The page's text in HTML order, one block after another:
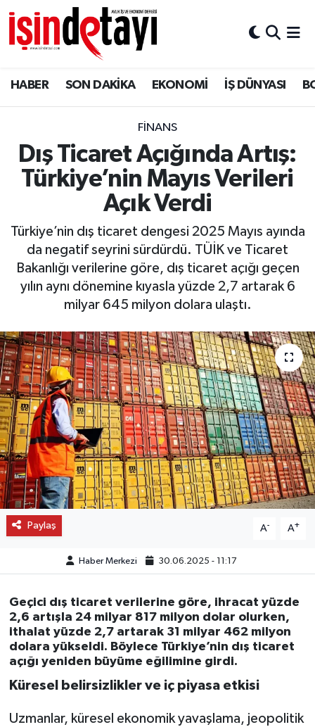
HABER SON DAKİKA EKONOMİ İŞ DÜNYASI
FİNANS
Dış Ticaret Açığında Artış:
Türkiye’nin Mayıs Verileri
Açık Verdi
Türkiye’nin dış ticaret dengesi 2025 Mayıs ayında
da negatif seyrini sürdürdü. TÜİK ve Ticaret
Bakanlığı verilerine göre, dış ticaret açığı geçen
yılın aynı dönemine kıyasla yüzde 2,7 artarak 6
milyar 645 milyon dolara ulaştı.
Paylaş A- A+
Haber Merkezi 30.06.2025 - 11:17
Geçici dış ticaret verilerine göre, ihracat yüzde
2,6 artışla 24 milyar 817 milyon dolar olurken,
ithalat yüzde 2,7 artarak 31 milyar 462 milyon
dolara yükseldi. Böylece Türkiye’nin dış ticaret
açığı yeniden büyüme eğilimine girdi.
Küresel belirsizlikler ve iç piyasa etkisi
Uzmanlar, küresel ekonomik yavaşlama, jeopolitik
DÜNYA
Eğitim
ENERJİ HABERİ
GAYRİMENKUL
HABER
LOJİSTİK
MAGAZİN
OTO DETAY
SAĞLIK
SON DAKİKA
SPOR
FİNANS
Nöbetçi Eczaneler
Hava Durumu
İstanbul Namaz Vakitleri
Trafik Durumu
Süper Lig Puan Durumu ve Fikstür
Tüm Manşetler
Son Dakika Haberleri
Haber Arşivi